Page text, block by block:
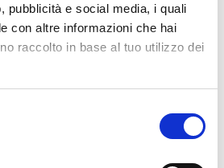
pubblicità e social media, i quali
con altre informazioni che hai
raccolto in base al tuo utilizzo dei